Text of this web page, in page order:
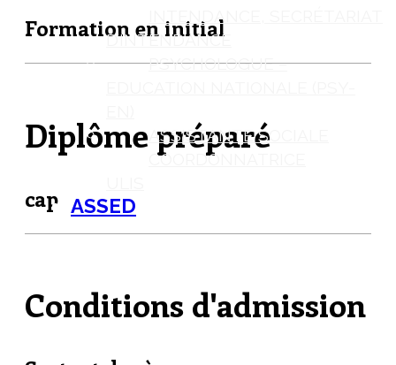
INTENDANCE, SECRÉTARIAT
D’INTENDANCE
PSYCHOLOGUE –
ASSISTANTE SOCIALE
COORDONNATRICE
ASSED
Formation en initial
Diplôme préparé
cap
Conditions d'admission